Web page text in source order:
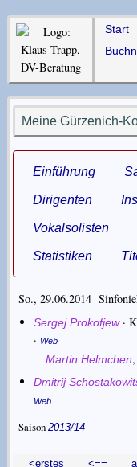
Start
Meine Gürzenich-
Einführung
Dirigenten
Vokalsolisten
Statistiken
So., 29.06.2014
Sergej Prokofjew·
· Web
Martin Helmchen,
Dmitrij
Web
Saison 2013/14
<erstes <==